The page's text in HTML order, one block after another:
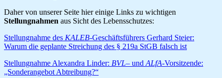
Daher von unserer Seite hier einige Links zu wichtigen
Stellungnahmen aus Sicht des Lebensschutzes:
Stellungnahme des KALEB-Geschäftsführers Gerhard Steier:
Warum die geplante Streichung des § 219a StGB falsch ist
Stellungnahme Alexandra Linder: BVL– und ALfA-Vorsitzende:
„Sonderangebot Abtreibung?“